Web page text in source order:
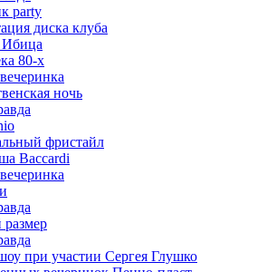
party
диска клуба
Ибица
80-х
ночь
фристайл
Baccardi
размер
при участии Сергея Глушко